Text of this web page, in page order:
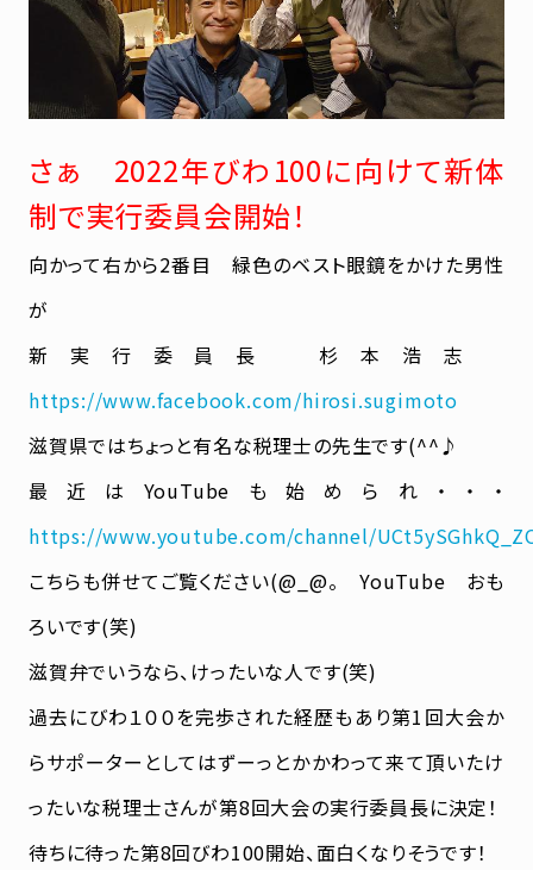
さぁ 2022年びわ100に向けて新体
制で実行委員会開始！
向かって右から2番目 緑色のベスト眼鏡をかけた男性
が
新実行委員長 杉本浩志
https://www.facebook.com/hirosi.sugimoto
滋賀県ではちょっと有名な税理士の先生です(^^♪
最近はYouTubeも始められ・・・
https://www.youtube.com/channel/
こちらも併せてご覧ください(@_@。 YouTube おも
ろいです(笑)
滋賀弁でいうなら、けったいな人です(笑)
過去にびわ１００を完歩された経歴もあり第1回大会か
らサポーターとしてはずーっとかかわって来て頂いたけ
ったいな税理士さんが第8回大会の実行委員長に決定！
待ちに待った第8回びわ100開始、面白くなりそうです！